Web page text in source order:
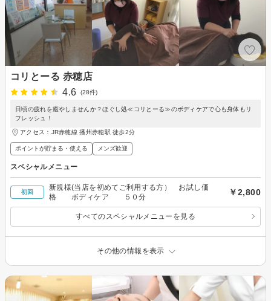
コリとーる 赤穂店
4.6
(28件)
日頃の疲れを癒やしませんか？ほぐし処≪コリとーる≫のボディケアで心も身体もリ
フレッシュ！
アクセス：JR赤穂線 播州赤穂駅 徒歩2分
ポイントが貯まる・使える メンズ歓迎
スペシャルメニュー
初回
新規様(当店を初めてご利用する方） お試し価
格 ボディケア ５０分
￥2,800
すべてのスペシャルメニューを見る
その他の情報を表示